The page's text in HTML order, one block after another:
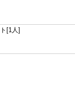
[1人]